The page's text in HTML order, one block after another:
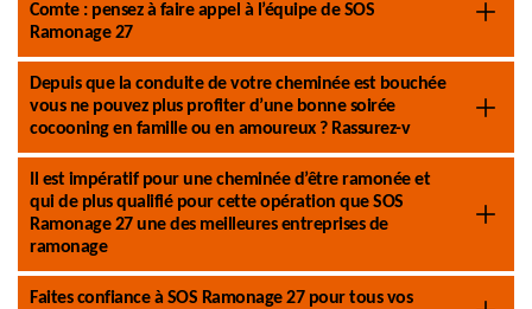
Comte : pensez à faire appel à l’équipe de SOS
Ramonage 27
Depuis que la conduite de votre cheminée est bouchée
vous ne pouvez plus profiter d’une bonne soirée
cocooning en famille ou en amoureux ? Rassurez-v
Il est impératif pour une cheminée d’être ramonée et
qui de plus qualifié pour cette opération que SOS
Ramonage 27 une des meilleures entreprises de
ramonage
Faites confiance à SOS Ramonage 27 pour tous vos